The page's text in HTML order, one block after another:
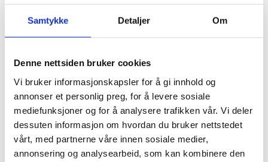
Samtykke Detaljer Om
Denne nettsiden bruker cookies
Vi bruker informasjonskapsler for å gi innhold og
annonser et personlig preg, for å levere sosiale
mediefunksjoner og for å analysere trafikken vår. Vi deler
dessuten informasjon om hvordan du bruker nettstedet
vårt, med partnerne våre innen sosiale medier,
annonsering og analysearbeid, som kan kombinere den